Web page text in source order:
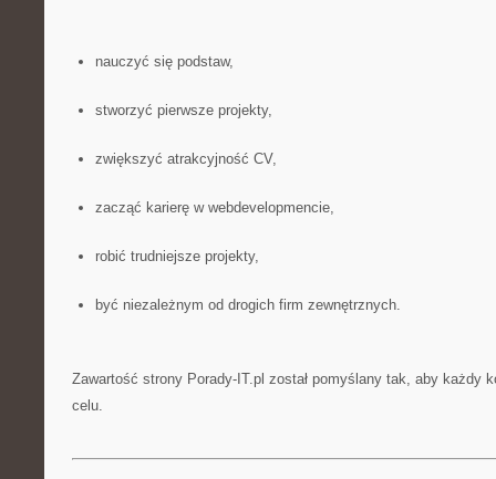
nauczyć się podstaw,
stworzyć pierwsze projekty,
zwiększyć atrakcyjność CV,
zacząć karierę w webdevelopmencie,
robić trudniejsze projekty,
być niezależnym od drogich firm zewnętrznych.
Zawartość strony Porady-IT.pl został pomyślany tak, aby każdy
celu.